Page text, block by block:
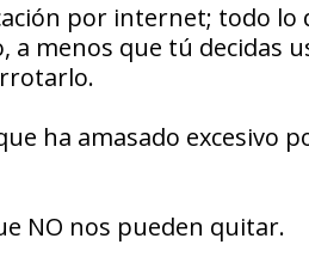
por internet; todo
a menos que tú decidas
ha amasado excesivo
NO nos pueden quitar.